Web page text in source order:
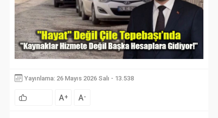
Yayınlama: 26 Mayıs 2026 Salı - 13.538
A+ A-